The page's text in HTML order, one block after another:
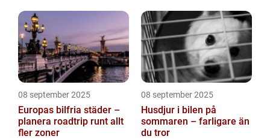
08 september 2025
Europas bilfria städer –
planera roadtrip runt allt
fler zoner
08 september 2025
Husdjur i bilen på
sommaren – farligare än
du tror